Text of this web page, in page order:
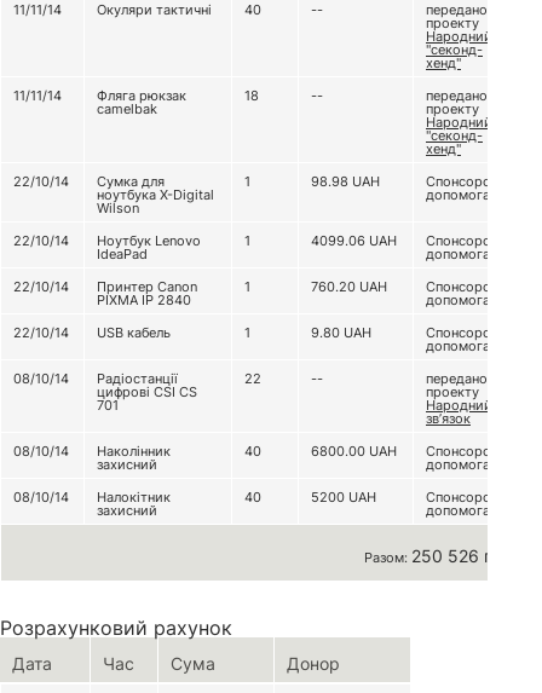
11/11/14
Окуляри тактичні 40 -- передано з
проекту
Народний
"секонд-
хенд"
11/11/14
Фляга рюкзак
camelbak
18 -- передано з
проекту
Народний
"секонд-
хенд"
22/10/14
Сумка для
ноутбука X-Digital
Wilson
1 98.98 UAH Спонсорська
допомога
22/10/14 Ноутбук Lenovo
IdeaPad
1 4099.06 UAH Спонсорська
допомога
22/10/14
Принтер Canon
PIXMA IP 2840
1 760.20 UAH Спонсорська
допомога
22/10/14
USB кабель 1 9.80 UAH Спонсорська
допомога
08/10/14
Радіостанції
цифрові CSI CS
701
22 -- передано з
проекту
Народний
зв’язок
08/10/14
Наколінник
захисний
40 6800.00 UAH Спонсорська
допомога
08/10/14
Налокітник
захисний
40 5200 UAH Спонсорська
допомога
Разом: 250 526 грн
Розрахунковий рахунок
Дата Час Сума Донор